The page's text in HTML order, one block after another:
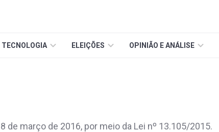
TECNOLOGIA ELEIÇÕES OPINIÃO E ANÁLISE
de março de 2016, por meio da Lei nº 13.105/2015.